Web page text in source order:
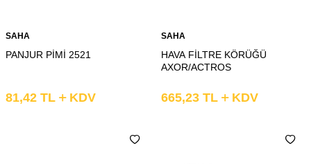
SAHA
PANJUR PİMİ 2521
81,42 TL KDV
SAHA
HAVA FİLTRE KÖRÜĞÜ
AXOR/ACTROS
665,23 TL KDV